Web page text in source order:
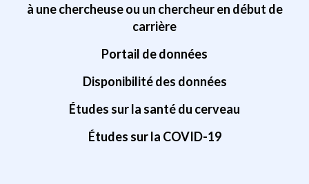
à une chercheuse ou un chercheur en début de
carrière
Portail de données
Disponibilité des données
Études sur la santé du cerveau
Études sur la COVID-19